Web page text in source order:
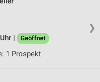
❯
|
Geöffnet
1 Prospekt
oder